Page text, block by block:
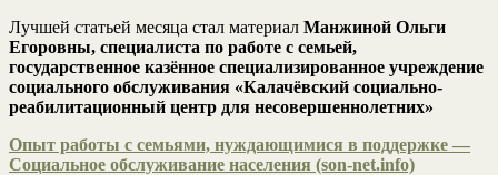
Лучшей статьей месяца стал материал Манжиной Ольги
Егоровны, специалиста по работе с семьей,
государственное казённое специализированное учреждение
социального обслуживания «Калачёвский социально-
реабилитационный центр для несовершеннолетних»
Опыт работы с семьями, нуждающимися в поддержке —
Социальное обслуживание населения (son-net.info)